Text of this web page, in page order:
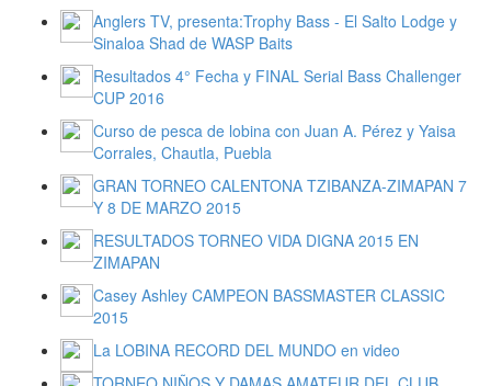
Anglers TV, presenta:Trophy Bass - El Salto Lodge y
Sinaloa Shad de WASP Baits
Resultados 4° Fecha y FINAL Serial Bass Challenger
CUP 2016
Curso de pesca de lobina con Juan A. Pérez y Yaisa
Corrales, Chautla, Puebla
GRAN TORNEO CALENTONA TZIBANZA-ZIMAPAN 7
Y 8 DE MARZO 2015
RESULTADOS TORNEO VIDA DIGNA 2015 EN
ZIMAPAN
Casey Ashley CAMPEON BASSMASTER CLASSIC
2015
La LOBINA RECORD DEL MUNDO en video